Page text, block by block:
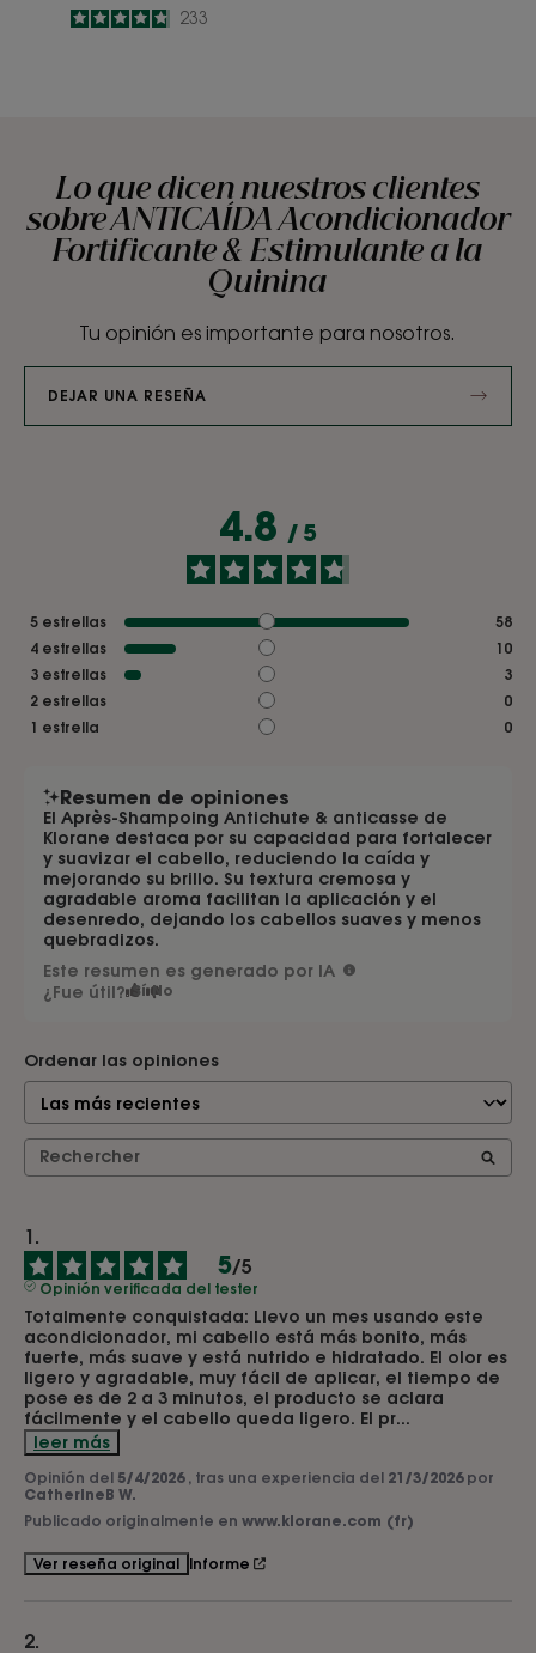
4.8
/
5
233
Lo que dicen nuestros clientes
sobre ANTICAÍDA Acondicionador
Fortificante & Estimulante a la
Quinina
Tu opinión es importante para nosotros.
DEJAR UNA RESEÑA
4.8 / 5
5 estrellas
58
4 estrellas
10
3 estrellas
3
2 estrellas
0
1 estrella 0
Resumen de opiniones
El Après-Shampoing Antichute & anticasse de
Klorane destaca por su capacidad para fortalecer
y suavizar el cabello, reduciendo la caída y
mejorando su brillo. Su textura cremosa y
agradable aroma facilitan la aplicación y el
desenredo, dejando los cabellos suaves y menos
quebradizos.
Este resumen es generado por IA
¿Fue útil? Sí No
Ordenar las opiniones
5/5
Opinión verificada del tester
Totalmente conquistada: Llevo un mes usando este
acondicionador, mi cabello está más bonito, más
fuerte, más suave y está nutrido e hidratado. El olor es
ligero y agradable, muy fácil de aplicar, el tiempo de
pose es de 2 a 3 minutos, el producto se aclara
fácilmente y el cabello queda ligero. El pr...
leer más
Opinión del 5/4/2026 , tras una experiencia del 21/3/2026 por
CatherineB W.
Publicado originalmente en www.klorane.com (fr)
Ver reseña original Informe